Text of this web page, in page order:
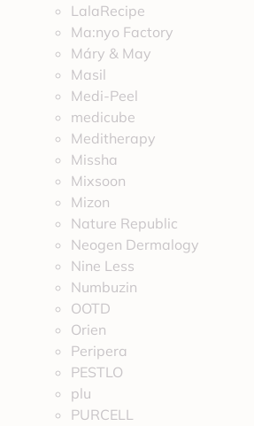
LalaRecipe
Ma:nyo Factory
Máry & May
Masil
Medi-Peel
medicube
Meditherapy
Missha
Mixsoon
Mizon
Nature Republic
Neogen Dermalogy
Nine Less
Numbuzin
OOTD
Orien
Peripera
PESTLO
plu
PURCELL